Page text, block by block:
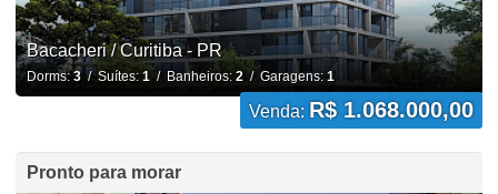
Bacacheri / Curitiba - PR
Dorms:3/ Suítes: 1 / Banheiros: 2 / Garagens: 1
Venda: R$ 1.068.000,00
Pronto para morar